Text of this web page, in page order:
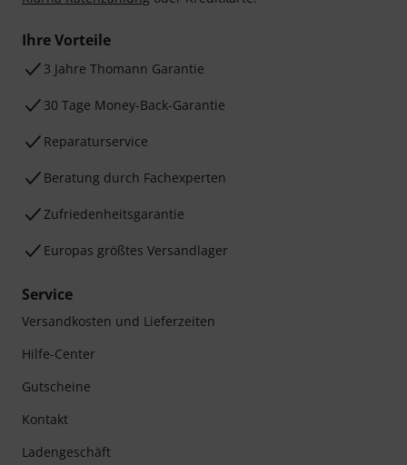
Ihre Vorteile
3 Jahre Thomann Garantie
30 Tage Money-Back-Garantie
Reparaturservice
Beratung durch Fachexperten
Zufriedenheitsgarantie
Europas größtes Versandlager
Service
Versandkosten und Lieferzeiten
Hilfe-Center
Gutscheine
Kontakt
Ladengeschäft